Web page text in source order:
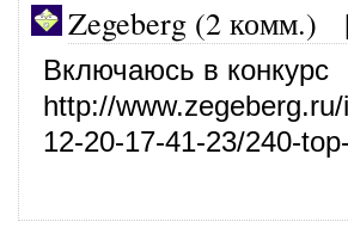
Zegeberg (2 комм.) |
Включаюсь в конкурс
http://
12-20-17-41-23/240-